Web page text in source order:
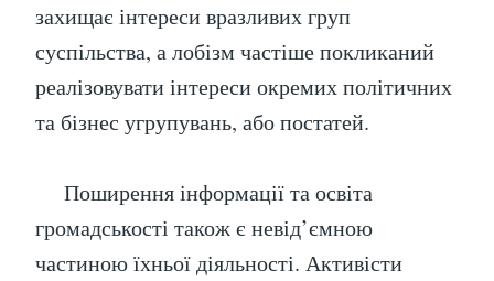
захищає інтереси вразливих груп
суспільства, а лобізм частіше покликаний
реалізовувати інтереси окремих політичних
та бізнес угрупувань, або постатей.
Поширення інформації та освіта
громадськості також є невід’ємною
частиною їхньої діяльності. Активісти